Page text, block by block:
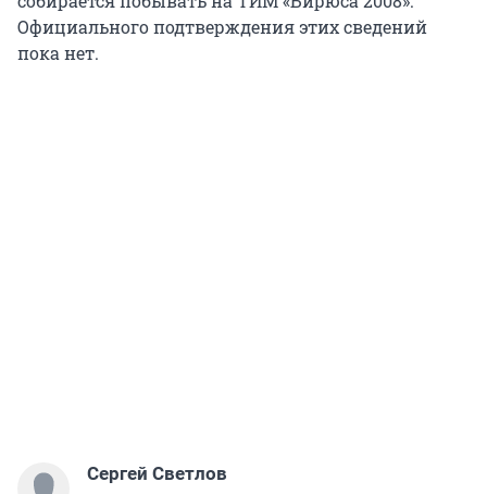
Официального подтверждения этих сведений
пока нет.
Сергей Светлов